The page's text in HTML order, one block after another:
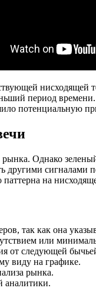
период
потенциальную
Однако
другими сигналами
на
так как она
или
от следующей
виду на графике.
рынка.
аналитики.